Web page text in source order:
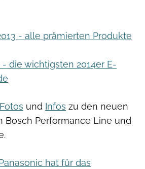
- alle prämierten Produkte
die wichtigsten 2014er E-
und Infos zu den neuen
Bosch Performance Line und
hat für das